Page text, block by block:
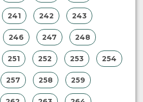
241 242 243
246 247 248
251 252 253 254
257 258 259